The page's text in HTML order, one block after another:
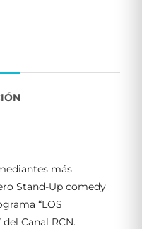
más
Stand-Up comedy
“LOS
del Canal RCN.